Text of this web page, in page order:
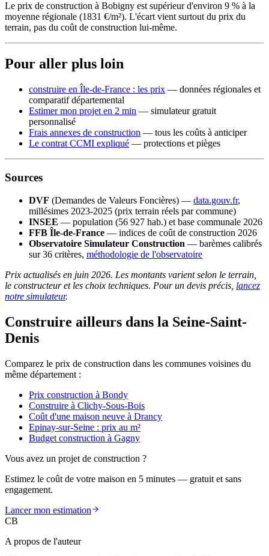
Le prix de construction à Bobigny est supérieur d'environ 9 % à la
moyenne régionale (1831 €/m²). L'écart vient surtout du prix du
terrain, pas du coût de construction lui-même.
Pour aller plus loin
construire en Île-de-France : les prix — données régionales et
comparatif départemental
Estimer mon projet en 2 min — simulateur gratuit
personnalisé
Frais annexes de construction — tous les coûts à anticiper
Le contrat CCMI expliqué — protections et pièges
Sources
DVF (Demandes de Valeurs Foncières) — data.gouv.fr,
millésimes 2023-2025 (prix terrain réels par commune)
INSEE — population (56 927 hab.) et base communale 2026
FFB Île-de-France — indices de coût de construction 2026
Observatoire Simulateur Construction — barèmes calibrés
sur 36 critères, méthodologie de l'observatoire
Prix actualisés en juin 2026. Les montants varient selon le terrain,
le constructeur et les choix techniques. Pour un devis précis, lancez
notre simulateur.
Construire ailleurs dans la Seine-Saint-
Denis
Comparez le prix de construction dans les communes voisines du
même département :
Prix construction à Bondy
Construire à Clichy-Sous-Bois
Coût d'une maison neuve à Drancy
Epinay-sur-Seine : prix au m²
Budget construction à Gagny
Vous avez un projet de construction ?
Estimez le coût de votre maison en 5 minutes — gratuit et sans
engagement.
Lancer mon estimation
CB
A propos de l'auteur